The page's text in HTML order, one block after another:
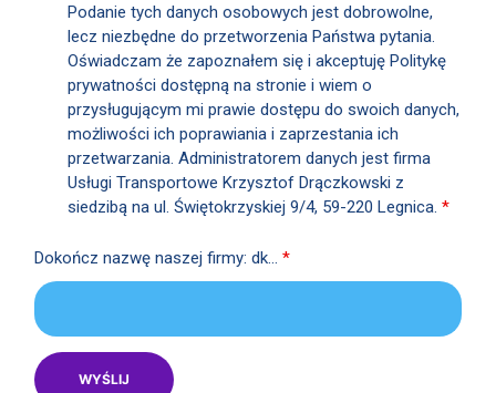
Podanie tych danych osobowych jest dobrowolne,
lecz niezbędne do przetworzenia Państwa pytania.
Oświadczam że zapoznałem się i akceptuję Politykę
prywatności dostępną na stronie i wiem o
przysługującym mi prawie dostępu do swoich danych,
możliwości ich poprawiania i zaprzestania ich
przetwarzania. Administratorem danych jest firma
Usługi Transportowe Krzysztof Drączkowski z
siedzibą na ul. Świętokrzyskiej 9/4, 59-220 Legnica.*
Dokończ nazwę naszej firmy: dk...*